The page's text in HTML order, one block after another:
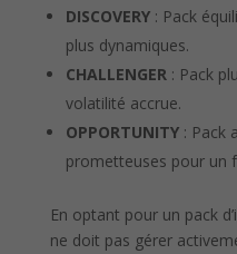
DISCOVERY: Pack
plus dynamiques.
CHALLENGER: Pack
volatilité accrue.
OPPORTUNITY: Pack
prometteuses pour un
En optant pour un pack
ne doit pas gérer